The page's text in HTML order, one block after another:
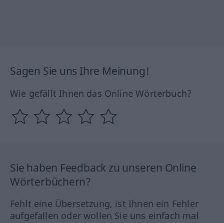
Sagen Sie uns Ihre Meinung!
Wie gefällt Ihnen das Online Wörterbuch?
Sie haben Feedback zu unseren Online
Wörterbüchern?
Fehlt eine Übersetzung, ist Ihnen ein Fehler
aufgefallen oder wollen Sie uns einfach mal